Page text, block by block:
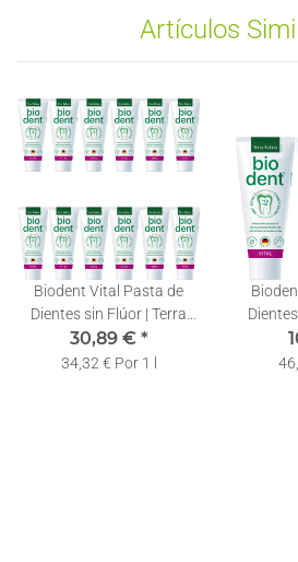
Artículos
Biodent Vital Pasta de
Dientes sin Flúor | Terra
Natura Pasta Dentífrica |
12 x 75ml
30,89 € *
34,32 € Por 1 l
Natura